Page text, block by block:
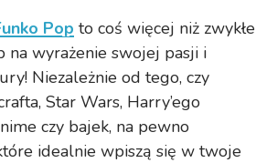
Pop to coś więcej niż zwykłe
wyrażenie swojej pasji i
Niezależnie od tego, czy
Star Wars, Harry’ego
czy bajek, na pewno
idealnie wpiszą się w twoje